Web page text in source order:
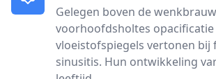
Gelegen boven de
voorhoofdsholtes
vloeistofspiegels vertonen bij
sinusitis. Hun ontwikkeling